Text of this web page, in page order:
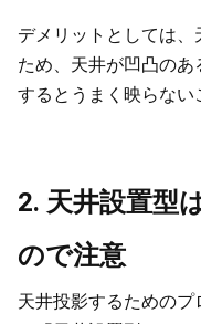
デメリットとしては
ため、天井が凹凸のあ
するとうまく映らない
2. 天井設置型
ので注意
天井投影するための